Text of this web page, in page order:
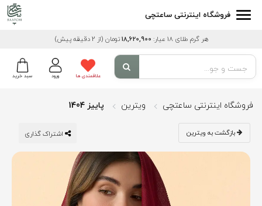
فروشگاه اینترنتی ساعتچی
هر گرم طلای 18 عیار: 18,620,900 تومان (از 2 دقیقه پیش)
سبد خرید ورود علاقمندی ها
فروشگاه اینترنتی ساعتچی ویترین پاییز 1404
بازگشت به ویترین